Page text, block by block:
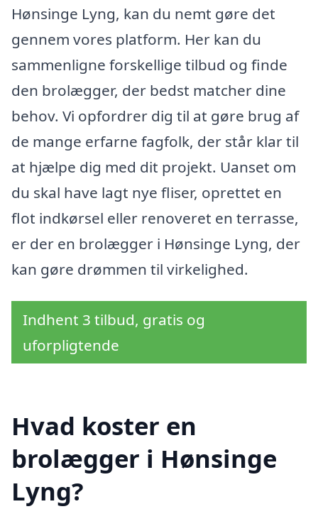
Hønsinge Lyng, kan du nemt gøre det
gennem vores platform. Her kan du
sammenligne forskellige tilbud og finde
den brolægger, der bedst matcher dine
behov. Vi opfordrer dig til at gøre brug af
de mange erfarne fagfolk, der står klar til
at hjælpe dig med dit projekt. Uanset om
du skal have lagt nye fliser, oprettet en
flot indkørsel eller renoveret en terrasse,
er der en brolægger i Hønsinge Lyng, der
kan gøre drømmen til virkelighed.
Indhent 3 tilbud, gratis og
uforpligtende
Hvad koster en
brolægger i Hønsinge
Lyng?